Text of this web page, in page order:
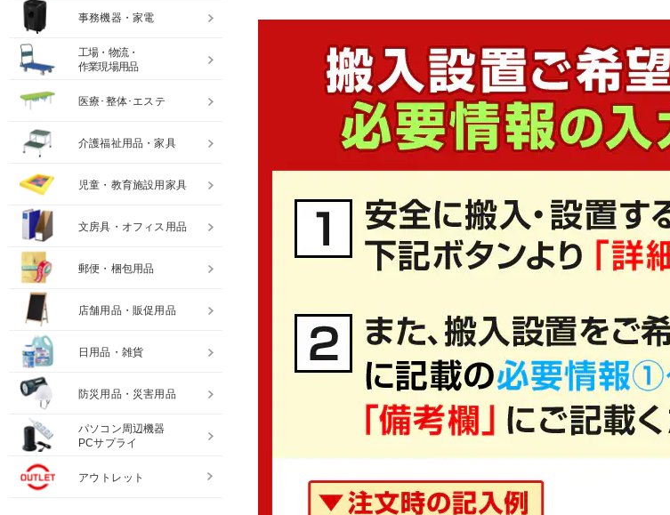
事務機器・家電
工場・物流・
作業現場用品
医療･整体･エステ
介護福祉用品・家具
児童・教育施設用家具
文房具・オフィス用品
郵便・梱包用品
店舗用品・販促用品
日用品・雑貨
防災用品・災害用品
パソコン周辺機器
PCサプライ
アウトレット